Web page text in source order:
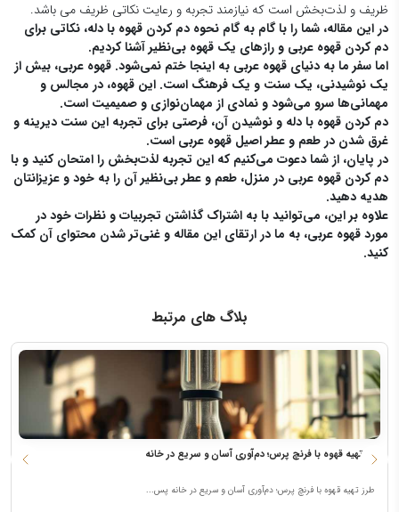
ظریف و لذت‌بخش است که نیازمند تجربه و رعایت نکاتی ظریف می باشد.
در این مقاله، شما را با گام به گام نحوه دم کردن قهوه با دله، نکاتی برای
دم کردن قهوه عربی و رازهای یک قهوه بی‌نظیر آشنا کردیم.
اما سفر ما به دنیای قهوه عربی به اینجا ختم نمی‌شود. قهوه عربی، بیش از
یک نوشیدنی، یک سنت و یک فرهنگ است. این قهوه، در مجالس و
مهمانی‌ها سرو می‌شود و نمادی از مهمان‌نوازی و صمیمیت است.
دم کردن قهوه با دله و نوشیدن آن، فرصتی برای تجربه این سنت دیرینه و
غرق شدن در طعم و عطر اصیل قهوه عربی است.
در پایان، از شما دعوت می‌کنیم که این تجربه لذت‌بخش را امتحان کنید و با
دم کردن قهوه عربی در منزل، طعم و عطر بی‌نظیر آن را به خود و عزیزانتان
هدیه دهید.
علاوه بر این، می‌توانید با به اشتراک گذاشتن تجربیات و نظرات خود در
مورد قهوه عربی، به ما در ارتقای این مقاله و غنی‌تر شدن محتوای آن کمک
کنید.
بلاگ های مرتبط
طرز تهیه قهوه با فرنچ پرس؛ دم‌آوری آسان و سریع در خانه
طرز تهیه قهوه با فرنچ پرس؛ دم‌آوری آسان و سریع در خانه پس...